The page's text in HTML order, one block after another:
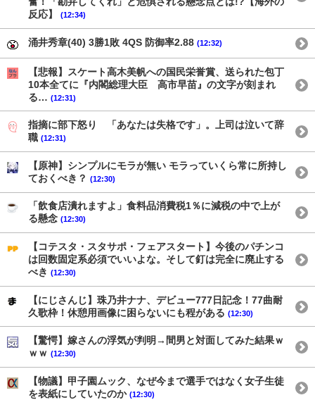
反応】
(12:34)
涌井秀章(40) 3勝1敗 4QS 防御率2.88 (12:32)
【悲報】スケート高木美帆への国民栄誉賞、送られた包丁
10本全てに『内閣総理大臣 高市早苗』の文字が刻まれ
る… (12:31)
指摘に部下怒り 「あなたは失格です」。上司は泣いて辞
職 (12:31)
【原神】シンプルにモラが無い モラっていくら常に所持し
ておくべき？ (12:30)
「飲食店潰れますよ」食料品消費税1％に減税の中で上が
る懸念 (12:30)
【コテスタ・スタサポ・フェアスタート】今後のパチンコ
は回数固定系必須でいいよな。そして釘は完全に廃止する
べき (12:30)
【にじさんじ】珠乃井ナナ、デビュー777日記念！77曲耐
久歌枠！休憩用画像に困らないにも程がある (12:30)
【驚愕】嫁さんの浮気が判明→間男と対面してみた結果ｗ
ｗｗ (12:30)
【物議】甲子園ムック、なぜ今まで選手ではなく女子生徒
を表紙にしていたのか (12:30)